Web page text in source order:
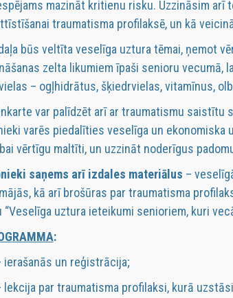
mazināt kritienu risku. Uzzināsim arī
traumatisma profilaksē, un kā
būs veltīta veselīga uztura tēmai, ņemot
zelta likumiem īpaši senioru vecumā,
– ogļhidrātus, šķiedrvielas, vitamīnus,
var palīdzēt arī ar traumatismu saistītu
varēs piedalīties veselīga un ekonomiska
vērtīgu maltīti, un uzzināt noderīgus
saņems arī izdales materiālus –
kā arī brošūras par traumatisma
uztura ieteikumi senioriem, kuri
:
un reģistrācija;
par traumatisma profilaksi, kurā